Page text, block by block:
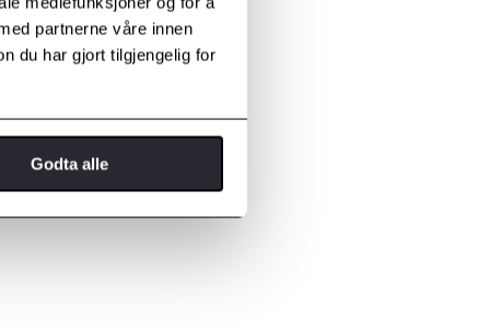
partnerne våre innen
du har gjort tilgjengelig for
Godta alle